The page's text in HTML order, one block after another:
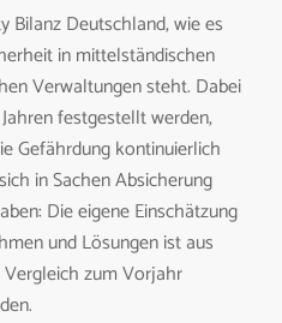
Bilanz Deutschland, wie es
in mittelständischen
Verwaltungen steht. Dabei
festgestellt werden,
Gefährdung kontinuierlich
in Sachen Absicherung
Die eigene Einschätzung
und Lösungen ist aus
zum Vorjahr